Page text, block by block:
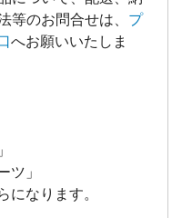
等のお問合せは、 プ
へお願いいたしま
ツ」
になります。